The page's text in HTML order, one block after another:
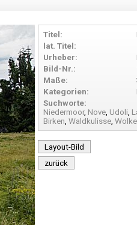
Titel:
lat. Titel:
Urheber:
Bild-Nr.:
Maße:
Kategorien:
Suchworte:
Niedermoor, Nove, Udoli,
Birken, Waldkulisse,
Layout-Bild
zurück